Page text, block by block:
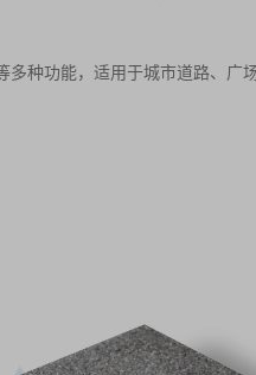
种功能，适用于城市道路、广